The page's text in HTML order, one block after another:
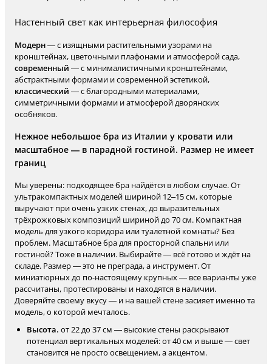
Настенный свет как интерьерная философия
Модерн— с изящными растительными узорами на
кронштейнах, цветочными плафонами и атмосферой сада,
современный — с минималистичными кронштейнами,
абстрактными формами и современной эстетикой,
классический — с благородными материалами,
симметричными формами и атмосферой дворянских
особняков.
Нежное небольшое бра из Италии у кровати или
масштабное — в парадной гостиной. Размер не имеет
границ
Мы уверены: подходящее бра найдётся в любом случае. От
ультракомпактных моделей шириной 12–15 см, которые
выручают при очень узких стенах, до выразительных
трёхрожковых композиций шириной до 70 см. Компактная
модель для узкого коридора или туалетной комнаты? Без
проблем. Масштабное бра для просторной спальни или
гостиной? Тоже в наличии. Выбирайте — всё готово и ждёт на
складе. Размер — это не преграда, а инструмент. От
миниатюрных до по-настоящему крупных — все варианты уже
рассчитаны, протестированы и находятся в наличии.
Доверяйте своему вкусу — и на вашей стене засияет именно та
модель, о которой мечталось.
Высота. от 22 до 37 см — высокие стены раскрывают
потенциал вертикальных моделей: от 40 см и выше — свет
становится не просто освещением, а акцентом.